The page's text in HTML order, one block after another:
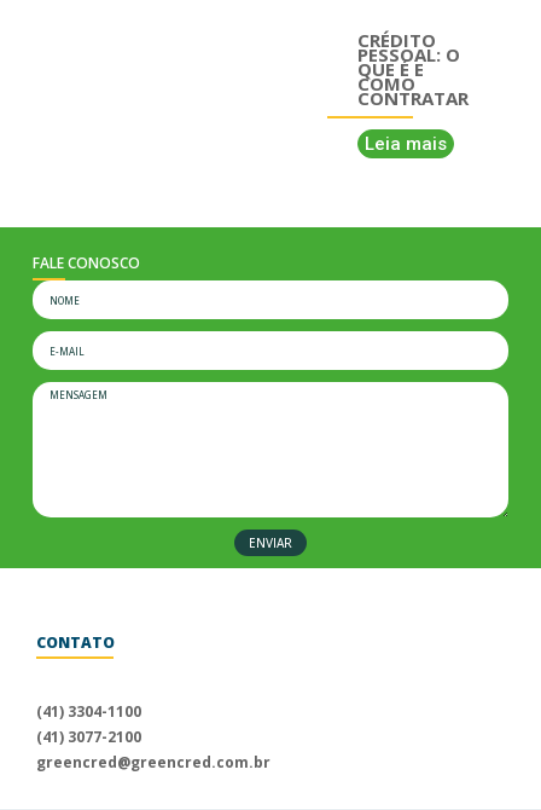
CRÉDITO
PESSOAL: O
QUE É E
COMO
CONTRATAR
Leia mais
CONTATO
através dos nossos canais
de atendimento.
(41) 3304-1100
(41) 3077-2100
greencred@greencred.com.br
FALE CONOSCO
ENVIAR